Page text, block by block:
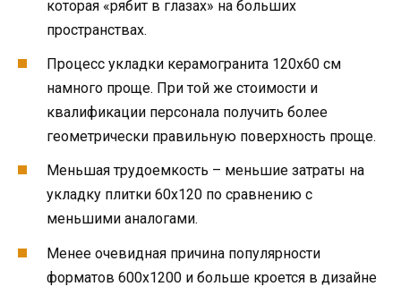
которая «рябит в глазах» на больших
пространствах.
Процесс укладки керамогранита 120х60 см
намного проще. При той же стоимости и
квалификации персонала получить более
геометрически правильную поверхность проще.
Меньшая трудоемкость – меньшие затраты на
укладку плитки 60х120 по сравнению с
меньшими аналогами.
Менее очевидная причина популярности
форматов 600х1200 и больше кроется в дизайне